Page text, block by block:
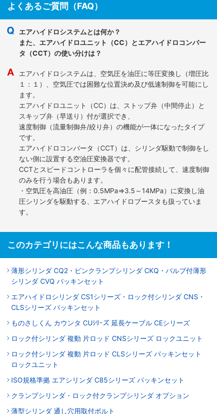
よくあるご質問（FAQ）
エアハイドロシステムとは何か？
また、エアハイドロユニット（CC）とエアハイドロコンバー
タ（CCT）の使い分けは？
エアハイドロシステムは、空気圧を油圧に等圧変換し（増圧比
１：１）、空気圧では困難な位置決め及び低速制御を可能にし
ます。
エアハイドロユニット（CC）は、ストップ弁（中間停止）と
スキップ弁（早送り）付が選択でき、
速度制御（流量制御弁/絞り弁）の機能が一体になったタイプ
です。
エアハイドロコンバータ（CCT）は、シリンダ駆動で制御をし
ない側に設置する空油圧変換器です。
CCTとスピードコントローラを個々に配管接続して、速度制御
のみを行う場合もあります。
・空気圧を高油圧（例：0.5MPa⇒3.5～14MPa）に変換し油
圧シリンダを駆動する、エアハイドロブースタも扱っていま
す。
このカテゴリにはこんな商品もあります！
薄形シリンダ CQ2・ピンクランプシリンダ CKQ・バルブ付薄形
シリンダ CVQ パッキンセット
エアハイドロシリンダ CS1シリーズ・ロック付シリンダ CNS・
CLSシリーズ パッキンセット
ものさしくん カウンタ CUｼﾘｰズ 延長ケーブル CEシリーズ
ロック付シリンダ 複動 片ロッド CNSシリーズ ロックユニット
ロック付シリンダ 複動 片ロッド CLSシリーズ パッキンセット
ロックユニット
ISO規格準拠 エアシリンダ C85シリーズ パッキンセット
クランプシリンダ・ロック付クランプシリンダ オプション
薄型シリンダ 通し穴用取付ボルト